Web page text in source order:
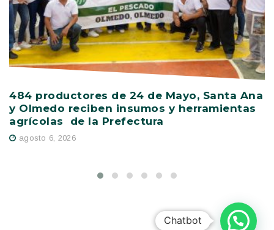
484 productores de 24 de Mayo, Santa Ana
y Olmedo reciben insumos y herramientas
agrícolas de la Prefectura
agosto 6, 2026
Chatbot